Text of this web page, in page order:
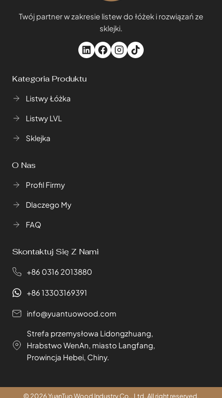
Twój partner w zakresie listew do łóżek i rozwiązań ze
sklejki.
Kategoria Produktu
Listwy Łóżka
Listwy LVL
Sklejka
O Nas
Profil Firmy
Dlaczego My
FAQ
Skontaktuj Się Z Nami
+86 0316 2013880
+86 13303169391
info@yuantuowood.com
Strefa przemysłowa Lidongzhuang,
Hrabstwo WenAn, miasto Langfang,
Prowincja Hebei, Chiny.
© 2026 YuanTuo Wood Industry Co., Ltd. All right reserved.